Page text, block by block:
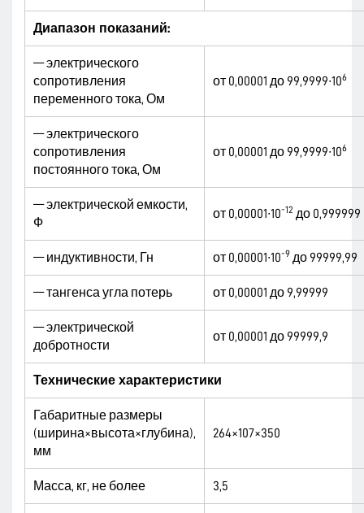
Диапазон показаний:
— электрического
сопротивления
переменного тока, Ом
от 0,00001 до 99,9999∙106
— электрического
сопротивления
постоянного тока, Ом
от 0,00001 до 99,9999∙106
— электрической емкости,
Ф
от 0,00001∙10-12 до 0,999999
— индуктивности, Гн от 0,00001∙10-9 до 99999,99
— тангенса угла потерь от 0,00001 до 9,99999
— электрической
добротности
от 0,00001 до 99999,9
Технические характеристики
Габаритные размеры
(ширина×высота×глубина),
мм
264×107×350
Масса, кг, не более 3,5